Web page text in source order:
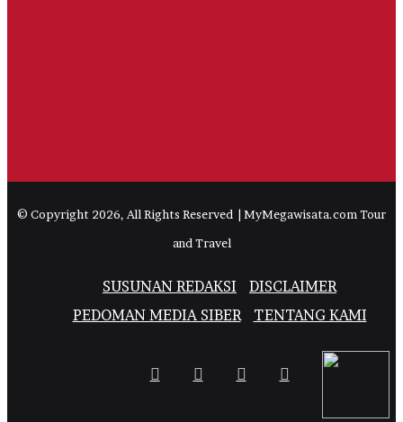
© Copyright 2026, All Rights Reserved | MyMegawisata.com Tour
and Travel
SUSUNAN REDAKSI
DISCLAIMER
PEDOMAN MEDIA SIBER
TENTANG KAMI
FacebookTwitter YouTubeInstagram